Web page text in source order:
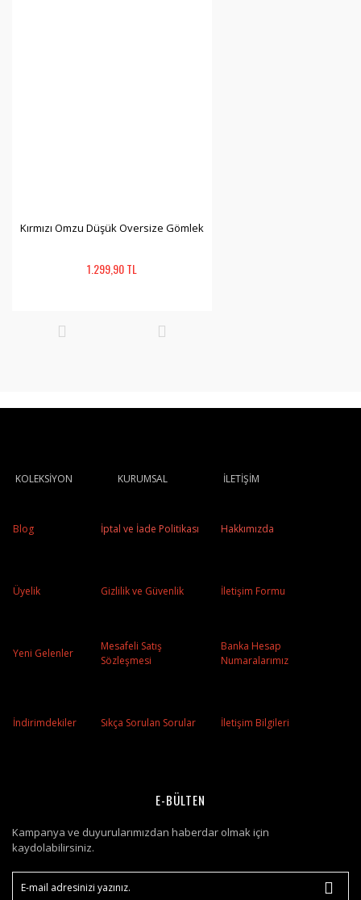
Kırmızı Omzu Düşük Oversize Gömlek
1.299,90 TL
KOLEKSİYON KURUMSAL İLETİŞİM
Blog İptal ve İade Politikası Hakkımızda
Üyelik Gizlilik ve Güvenlik İletişim Formu
Yeni Gelenler
Mesafeli Satış
Sözleşmesi
Banka Hesap
Numaralarımız
İndirimdekiler Sıkça Sorulan Sorular İletişim Bilgileri
E-BÜLTEN
Kampanya ve duyurularımızdan haberdar olmak için
kaydolabilirsiniz.